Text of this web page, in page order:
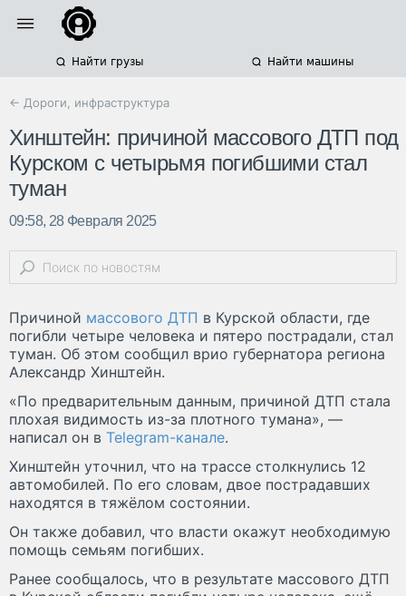
Найти грузы Найти машины
← Дороги, инфраструктура
Хинштейн: причиной массового ДТП под
Курском с четырьмя погибшими стал
туман
09:58, 28 Февраля 2025
Причиной массового ДТП в Курской области, где
погибли четыре человека и пятеро пострадали, стал
туман. Об этом сообщил врио губернатора региона
Александр Хинштейн.
«По предварительным данным, причиной ДТП стала
плохая видимость из-за плотного тумана», —
написал он в Telegram-канале.
Хинштейн уточнил, что на трассе столкнулись 12
автомобилей. По его словам, двое пострадавших
находятся в тяжёлом состоянии.
Он также добавил, что власти окажут необходимую
помощь семьям погибших.
Ранее сообщалось, что в результате массового ДТП